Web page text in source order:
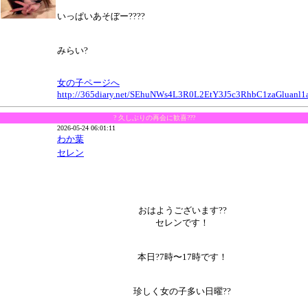
いっぱいあそぼー????
みらい?
女の子ページへ
http://365diary.net/
? 久しぶりの再会に歓喜???
2026-05-24 06:01:11
わか葉
セレン
おはようございます??
セレンです！
本日?7時〜17時です！
珍しく女の子多い日曜??